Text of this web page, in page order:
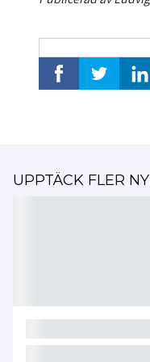
UPPTÄCK FLER